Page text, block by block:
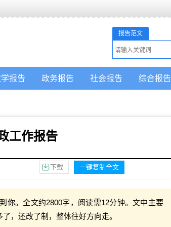
报告范文
报告 政务报告 社会报告 综合报告
工作报告
下载 一键复制全文
你。全文约2800字，阅读需12分钟。文中主要
，还改了制，整体往好方向走。